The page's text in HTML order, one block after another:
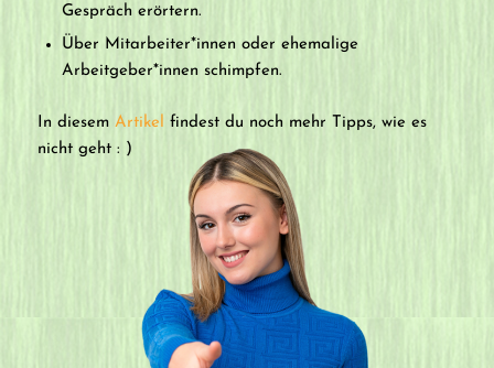
Gespräch erörtern.
Über Mitarbeiter*innen oder ehemalige
Arbeitgeber*innen schimpfen.
In diesem Artikel
findest du noch mehr Tipps, wie es
nicht geht : )